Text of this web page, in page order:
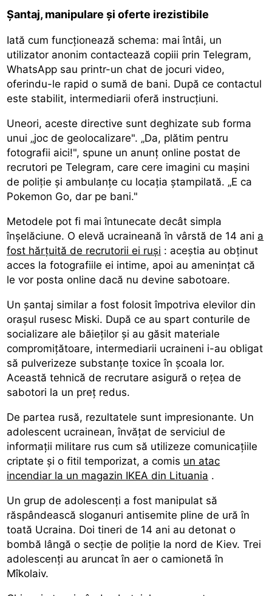
Șantaj, manipulare și oferte irezistibile
Iată cum funcționează schema: mai întâi, un
utilizator anonim contactează copiii prin Telegram,
WhatsApp sau printr-un chat de jocuri video,
oferindu-le rapid o sumă de bani. După ce contactul
este stabilit, intermediarii oferă instrucțiuni.
Uneori, aceste directive sunt deghizate sub forma
unui „joc de geolocalizare". „Da, plătim pentru
fotografii aici!", spune un anunț online postat de
recrutori pe Telegram, care cere imagini cu mașini
de poliție și ambulanțe cu locația ștampilată. „E ca
Pokemon Go, dar pe bani."
Metodele pot fi mai întunecate decât simpla
înșelăciune. O elevă ucraineană în vârstă de 14 ani a
fost hărțuită de recrutorii ei ruși : aceștia au obținut
acces la fotografiile ei intime, apoi au amenințat că
le vor posta online dacă nu devine sabotoare.
Un șantaj similar a fost folosit împotriva elevilor din
orașul rusesc Miski. După ce au spart conturile de
socializare ale băieților și au găsit materiale
compromițătoare, intermediarii ucraineni i-au obligat
să pulverizeze substanțe toxice în școala lor.
Această tehnică de recrutare asigură o rețea de
sabotori la un preț redus.
De partea rusă, rezultatele sunt impresionante. Un
adolescent ucrainean, învățat de serviciul de
informații militare rus cum să utilizeze comunicațiile
criptate și o fitil temporizat, a comis un atac
incendiar la un magazin IKEA din Lituania .
Un grup de adolescenți a fost manipulat să
răspândească sloganuri antisemite pline de ură în
toată Ucraina. Doi tineri de 14 ani au detonat o
bombă lângă o secție de poliție la nord de Kiev. Trei
adolescenți au aruncat în aer o camionetă în
Mîkolaiv.